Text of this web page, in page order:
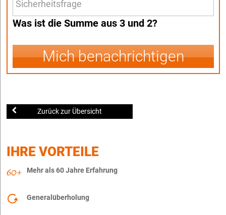
Was ist die Summe aus 3 und 2?
Mich benachrichtigen
Zurück zur Übersicht
IHRE VORTEILE
Mehr als 60 Jahre Erfahrung
Generalüberholung